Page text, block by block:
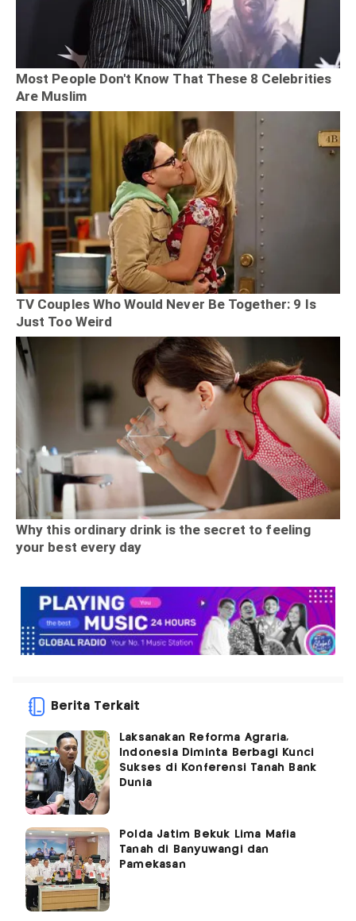
Berita Terkait
Laksanakan Reforma Agraria,
Indonesia Diminta Berbagi Kunci
Sukses di Konferensi Tanah Bank
Dunia
Polda Jatim Bekuk Lima Mafia
Tanah di Banyuwangi dan
Pamekasan